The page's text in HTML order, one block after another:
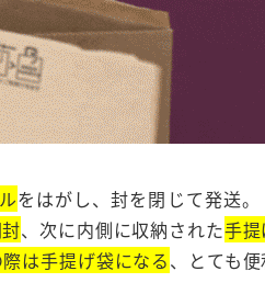
をはがし、封を閉じて発送。
、次に内側に収納された手
は手提げ袋になる、とても